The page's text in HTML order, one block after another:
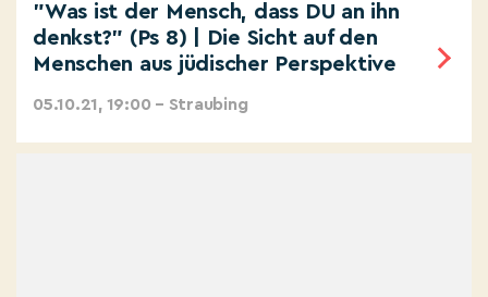
"Was ist der Mensch, dass DU an ihn
denkst?" (Ps 8) | Die Sicht auf den
Menschen aus jüdischer Perspektive
05.10.21, 19:00 – Straubing